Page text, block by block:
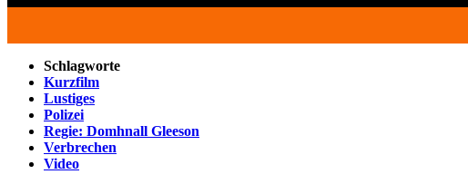
Schlagworte
Kurzfilm
Lustiges
Polizei
Regie: Domhnall Gleeson
Verbrechen
Video